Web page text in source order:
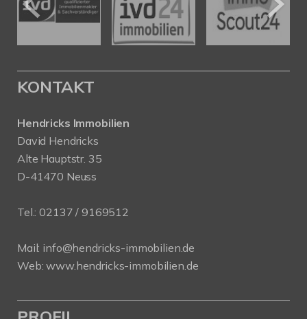
KONTAKT
Hendricks Immobilien
David Hendricks
Alte Hauptstr. 35
D-41470 Neuss
Tel.: 02137 / 9169512
Mail: info@hendricks-immobilien.de
Web:www.hendricks-immobilien.de